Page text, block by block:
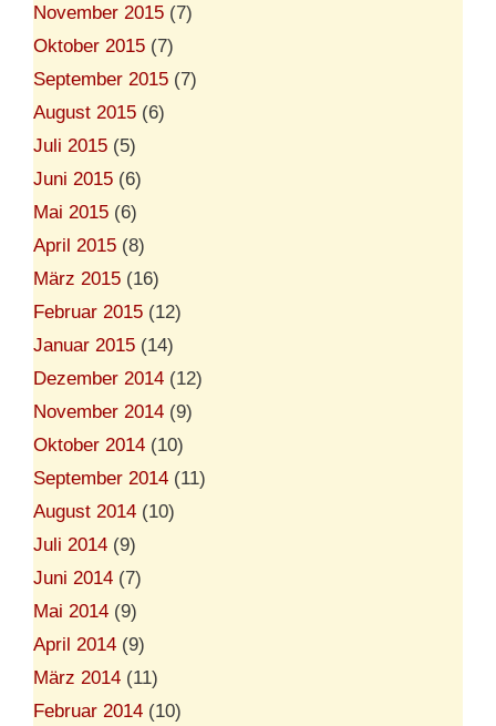
November 2015 (7)
Oktober 2015 (7)
September 2015 (7)
August 2015 (6)
Juli 2015 (5)
Juni 2015 (6)
Mai 2015 (6)
April 2015 (8)
März 2015 (16)
Februar 2015 (12)
Januar 2015 (14)
Dezember 2014 (12)
November 2014 (9)
Oktober 2014 (10)
September 2014 (11)
August 2014 (10)
Juli 2014 (9)
Juni 2014 (7)
Mai 2014 (9)
April 2014 (9)
März 2014 (11)
Februar 2014 (10)